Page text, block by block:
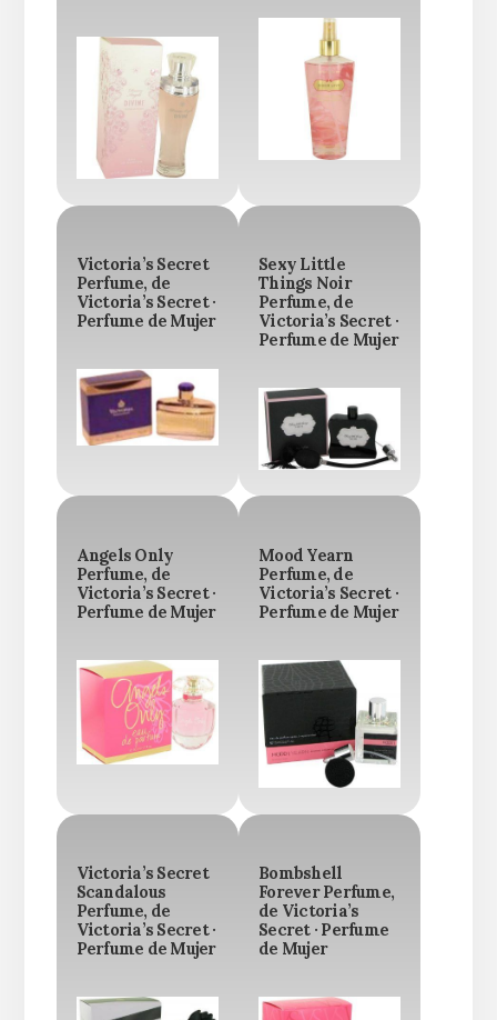
Victoria’s Secret
Perfume, de
Victoria’s Secret ·
Perfume de Mujer
Sexy Little
Things Noir
Perfume, de
Victoria’s Secret ·
Perfume de Mujer
Angels Only
Perfume, de
Victoria’s Secret ·
Perfume de Mujer
Mood Yearn
Perfume, de
Victoria’s Secret ·
Perfume de Mujer
Victoria’s Secret
Scandalous
Perfume, de
Victoria’s Secret ·
Perfume de Mujer
Bombshell
Forever Perfume,
de Victoria’s
Secret · Perfume
de Mujer